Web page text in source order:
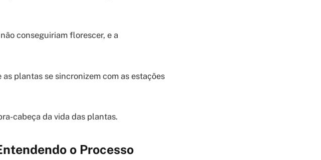
conseguiriam florescer, e a
plantas se sincronizem com as estações
cabeça da vida das plantas.
o Processo